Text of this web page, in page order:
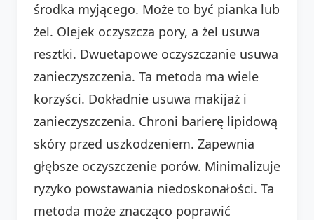
środka myjącego. Może to być pianka lub
żel. Olejek oczyszcza pory, a żel usuwa
resztki. Dwuetapowe oczyszczanie usuwa
zanieczyszczenia. Ta metoda ma wiele
korzyści. Dokładnie usuwa makijaż i
zanieczyszczenia. Chroni barierę lipidową
skóry przed uszkodzeniem. Zapewnia
głębsze oczyszczenie porów. Minimalizuje
ryzyko powstawania niedoskonałości. Ta
metoda może znacząco poprawić